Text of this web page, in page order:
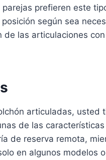
prefieren este
según sea
las articulaciones
articuladas, usted
de las
de reserva remota,
en algunos modelos